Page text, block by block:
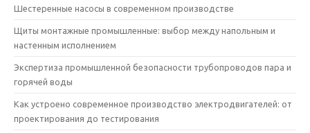
Шестеренные насосы в современном производстве
Щиты монтажные промышленные: выбор между напольным и
настенным исполнением
Экспертиза промышленной безопасности трубопроводов пара и
горячей воды
Как устроено современное производство электродвигателей: от
проектирования до тестирования